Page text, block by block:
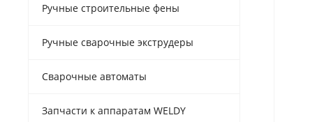
Ручные строительные фены
Ручные сварочные экструдеры
Сварочные автоматы
Запчасти к аппаратам WELDY